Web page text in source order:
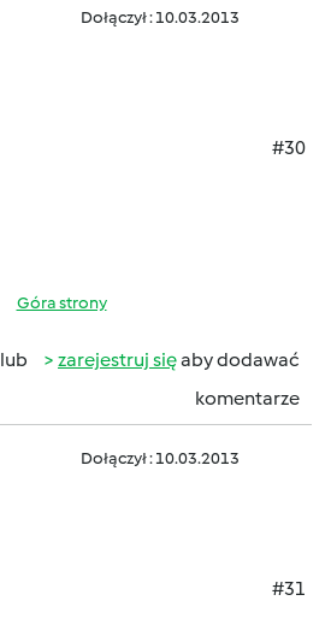
Dołączył : 10.03.2013
#30
Góra strony
lub zarejestruj sięaby dodawać
komentarze
Dołączył : 10.03.2013
#31